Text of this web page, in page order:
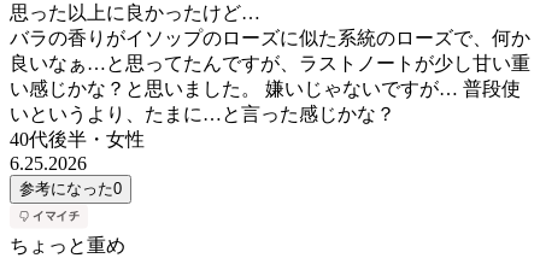
思った以上に良かったけど…
バラの香りがイソップのローズに似た系統のローズで、何か
良いなぁ…と思ってたんですが、ラストノートが少し甘い重
い感じかな？と思いました。 嫌いじゃないですが… 普段使
いというより、たまに…と言った感じかな？
40代後半 ・ 女性
6.25.2026
参考になった0
ちょっと重め